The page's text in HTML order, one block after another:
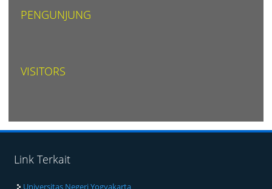
WORKSHOP KARYA ILMIAH